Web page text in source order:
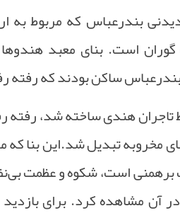
بندرعباس که مربوط به
است. بنای معبد
ساکن بودند که رفته
تاجران هندی ساخته شد، رفته
مخروبه تبدیل شد.این بنا
است، شکوه و عظمت
آن مشاهده کرد. برای